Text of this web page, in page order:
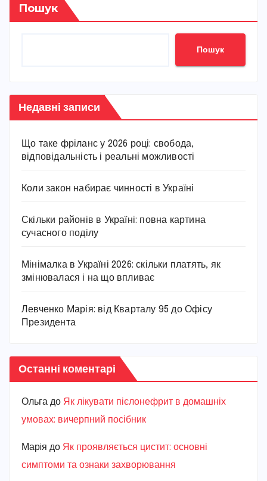
Пошук
Пошук
Недавні записи
Що таке фріланс у 2026 році: свобода,
відповідальність і реальні можливості
Коли закон набирає чинності в Україні
Скільки районів в Україні: повна картина
сучасного поділу
Мінімалка в Україні 2026: скільки платять, як
змінювалася і на що впливає
Левченко Марія: від Кварталу 95 до Офісу
Президента
Останні коментарі
Ольга до Як лікувати пієлонефрит в домашніх
умовах: вичерпний посібник
Марiя до Як проявляється цистит: основні
симптоми та ознаки захворювання